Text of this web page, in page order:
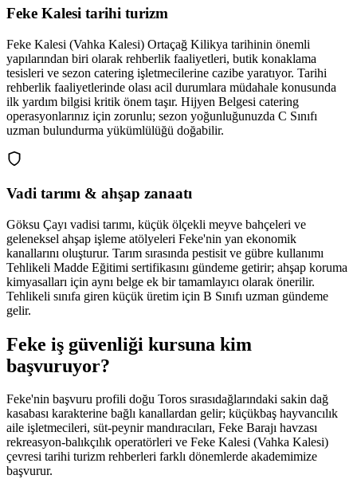
Feke Kalesi tarihi turizm
Feke Kalesi (Vahka Kalesi) Ortaçağ Kilikya tarihinin önemli
yapılarından biri olarak rehberlik faaliyetleri, butik konaklama
tesisleri ve sezon catering işletmecilerine cazibe yaratıyor. Tarihi
rehberlik faaliyetlerinde olası acil durumlara müdahale konusunda
ilk yardım bilgisi kritik önem taşır. Hijyen Belgesi catering
operasyonlarınız için zorunlu; sezon yoğunluğunuzda C Sınıfı
uzman bulundurma yükümlülüğü doğabilir.
Vadi tarımı & ahşap zanaatı
Göksu Çayı vadisi tarımı, küçük ölçekli meyve bahçeleri ve
geleneksel ahşap işleme atölyeleri Feke'nin yan ekonomik
kanallarını oluşturur. Tarım sırasında pestisit ve gübre kullanımı
Tehlikeli Madde Eğitimi sertifikasını gündeme getirir; ahşap koruma
kimyasalları için aynı belge ek bir tamamlayıcı olarak önerilir.
Tehlikeli sınıfa giren küçük üretim için B Sınıfı uzman gündeme
gelir.
Feke iş güvenliği kursuna kim
başvuruyor?
Feke'nin başvuru profili doğu Toros sırasıdağlarındaki sakin dağ
kasabası karakterine bağlı kanallardan gelir; küçükbaş hayvancılık
aile işletmecileri, süt-peynir mandıracıları, Feke Barajı havzası
rekreasyon-balıkçılık operatörleri ve Feke Kalesi (Vahka Kalesi)
çevresi tarihi turizm rehberleri farklı dönemlerde akademimize
başvurur.